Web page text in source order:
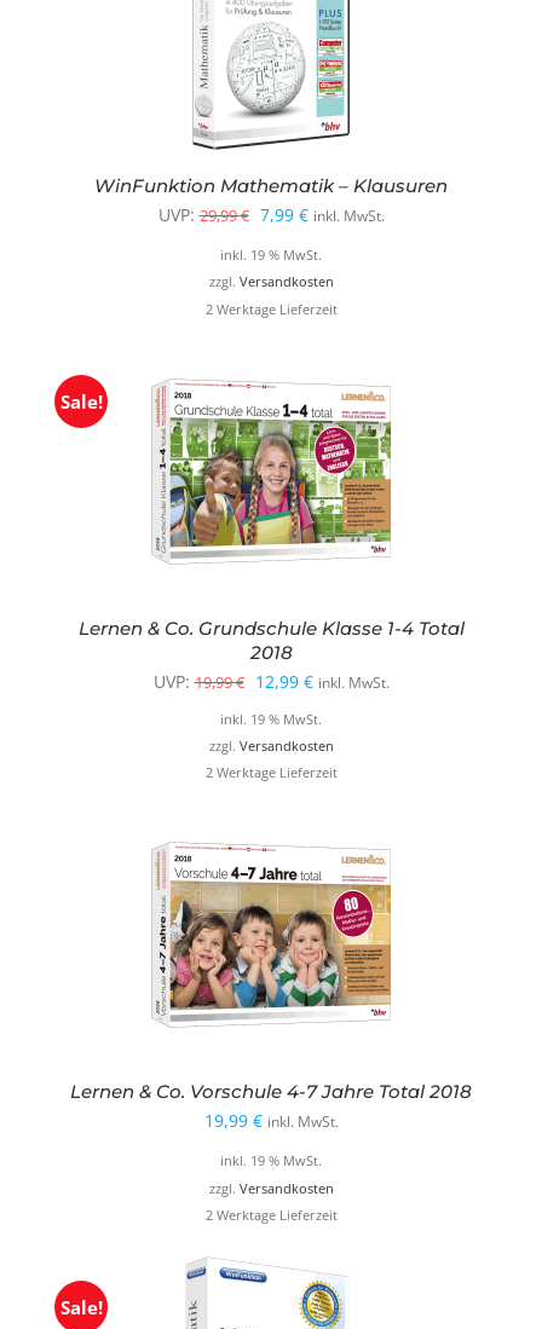
WinFunktion Mathematik – Klausuren
UVP: 29,99€ Ursprünglicher
Preis
war:
29,99 €
7,99 €Aktueller
Preis
ist:
7,99 €.
inkl. MwSt.
inkl. 19 % MwSt.
zzgl. Versandkosten
2 Werktage Lieferzeit
Sale!
Lernen & Co. Grundschule Klasse 1-4 Total
2018
UVP: 19,99€ Ursprünglicher
Preis
war:
19,99 €
12,99 €Aktueller
Preis
ist:
12,99 €.
inkl. MwSt.
inkl. 19 % MwSt.
zzgl. Versandkosten
2 Werktage Lieferzeit
Lernen & Co. Vorschule 4-7 Jahre Total 2018
19,99 € inkl. MwSt.
inkl. 19 % MwSt.
zzgl. Versandkosten
2 Werktage Lieferzeit
Sale!